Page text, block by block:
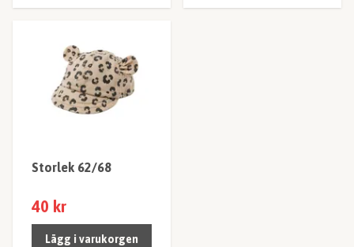
Storlek 62/68
40 kr
Lägg i varukorgen